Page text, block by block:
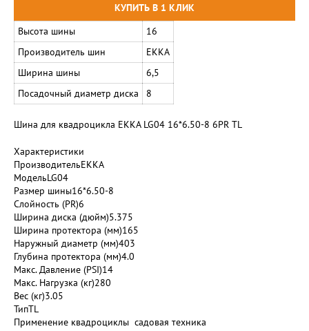
Высота шины
16
Производитель шин
EKKA
Ширина шины
6,5
Посадочный диаметр диска
8
Шина для квадроцикла EKKA LG04 16*6.50-8 6PR TL
Характеристики
ПроизводительEKKA
МодельLG04
Размер шины16*6.50-8
Слойность (PR)6
Ширина диска (дюйм)5.375
Ширина протектора (мм)165
Наружный диаметр (мм)403
Глубина протектора (мм)4.0
Макс. Давление (PSI)14
Макс. Нагрузка (кг)280
Вес (кг)3.05
ТипTL
Применение квадроциклы садовая техника